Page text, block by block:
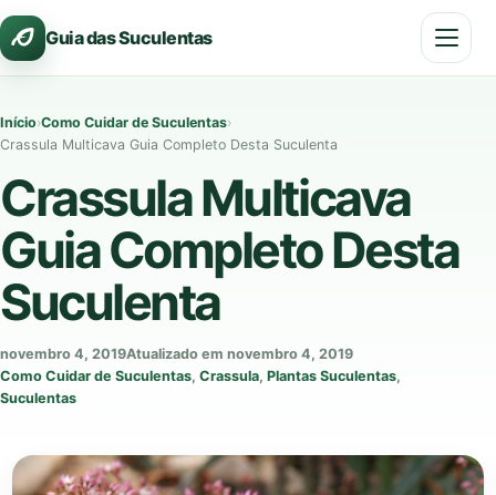
Pular
para
o
Guia das Suculentas
Início›Como Cuidar de Suculentas›
Crassula Multicava Guia Completo Desta Suculenta
Crassula Multicava
Guia Completo Desta
Suculenta
novembro 4, 2019Atualizado em novembro 4, 2019
Como Cuidar de Suculentas, Crassula, Plantas Suculentas,
Suculentas